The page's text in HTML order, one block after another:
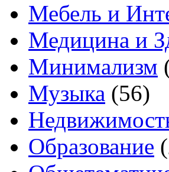
Мебель и
Медицина и
Минимализм
Музыка (56)
Образование